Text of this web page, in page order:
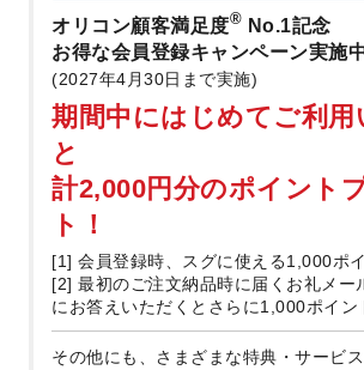
オリコン顧客満足度® No.1記念
お得な会員登録キャンペーン実施中
(2027年4月30日まで実施)
期間中にはじめてご利用
と
計2,000円分のポイント
ト！
[1] 会員登録時、スグに使える1,000ポイ
[2] 最初のご注文納品時に届くお礼メー
にお答えいただくとさらに1,000ポイン
その他にも、さまざまな特典・サービ